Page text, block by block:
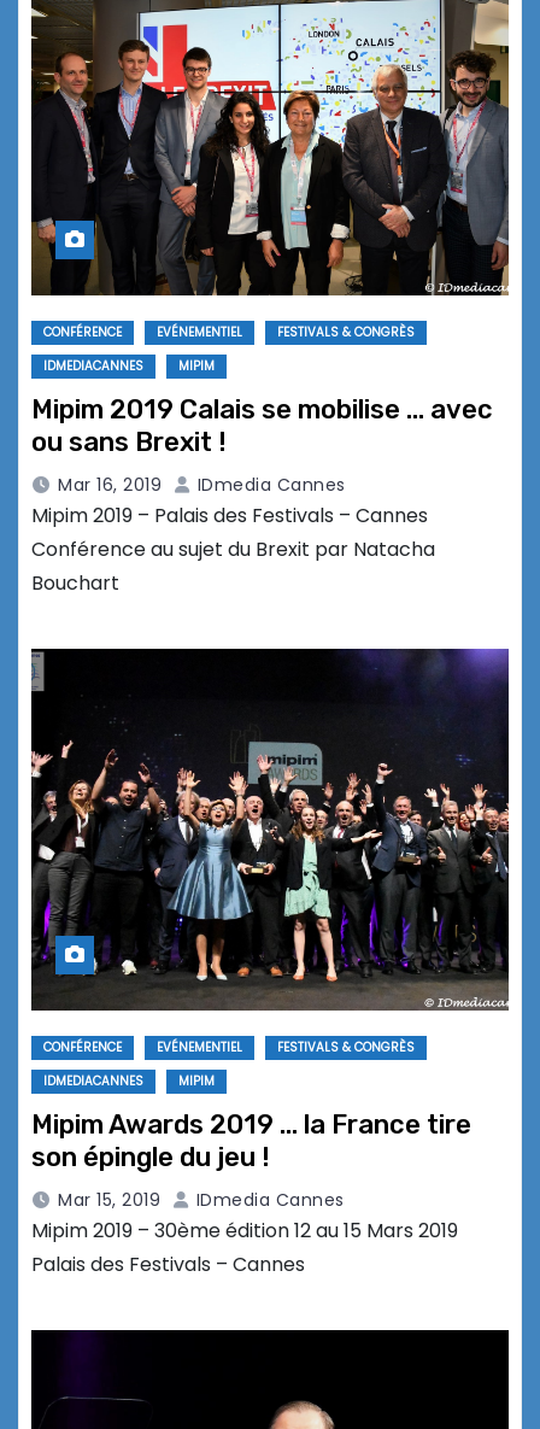
CONFÉRENCE EVÉNEMENTIEL
FESTIVALS & CONGRÈS
IDMEDIACANNES
MIPIM
Mipim 2019 Calais se mobilise … avec
ou sans Brexit !
Mar 16, 2019 IDmedia Cannes
Mipim 2019 – Palais des Festivals – Cannes
Conférence au sujet du Brexit par Natacha
Bouchart
CONFÉRENCE EVÉNEMENTIEL
FESTIVALS & CONGRÈS
IDMEDIACANNES
MIPIM
Mipim Awards 2019 … la France tire
son épingle du jeu !
Mar 15, 2019 IDmedia Cannes
Mipim 2019 – 30ème édition 12 au 15 Mars 2019
Palais des Festivals – Cannes